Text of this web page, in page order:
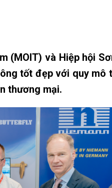
(MOIT) và Hiệp hội
tốt đẹp với quy mô
thương mại.